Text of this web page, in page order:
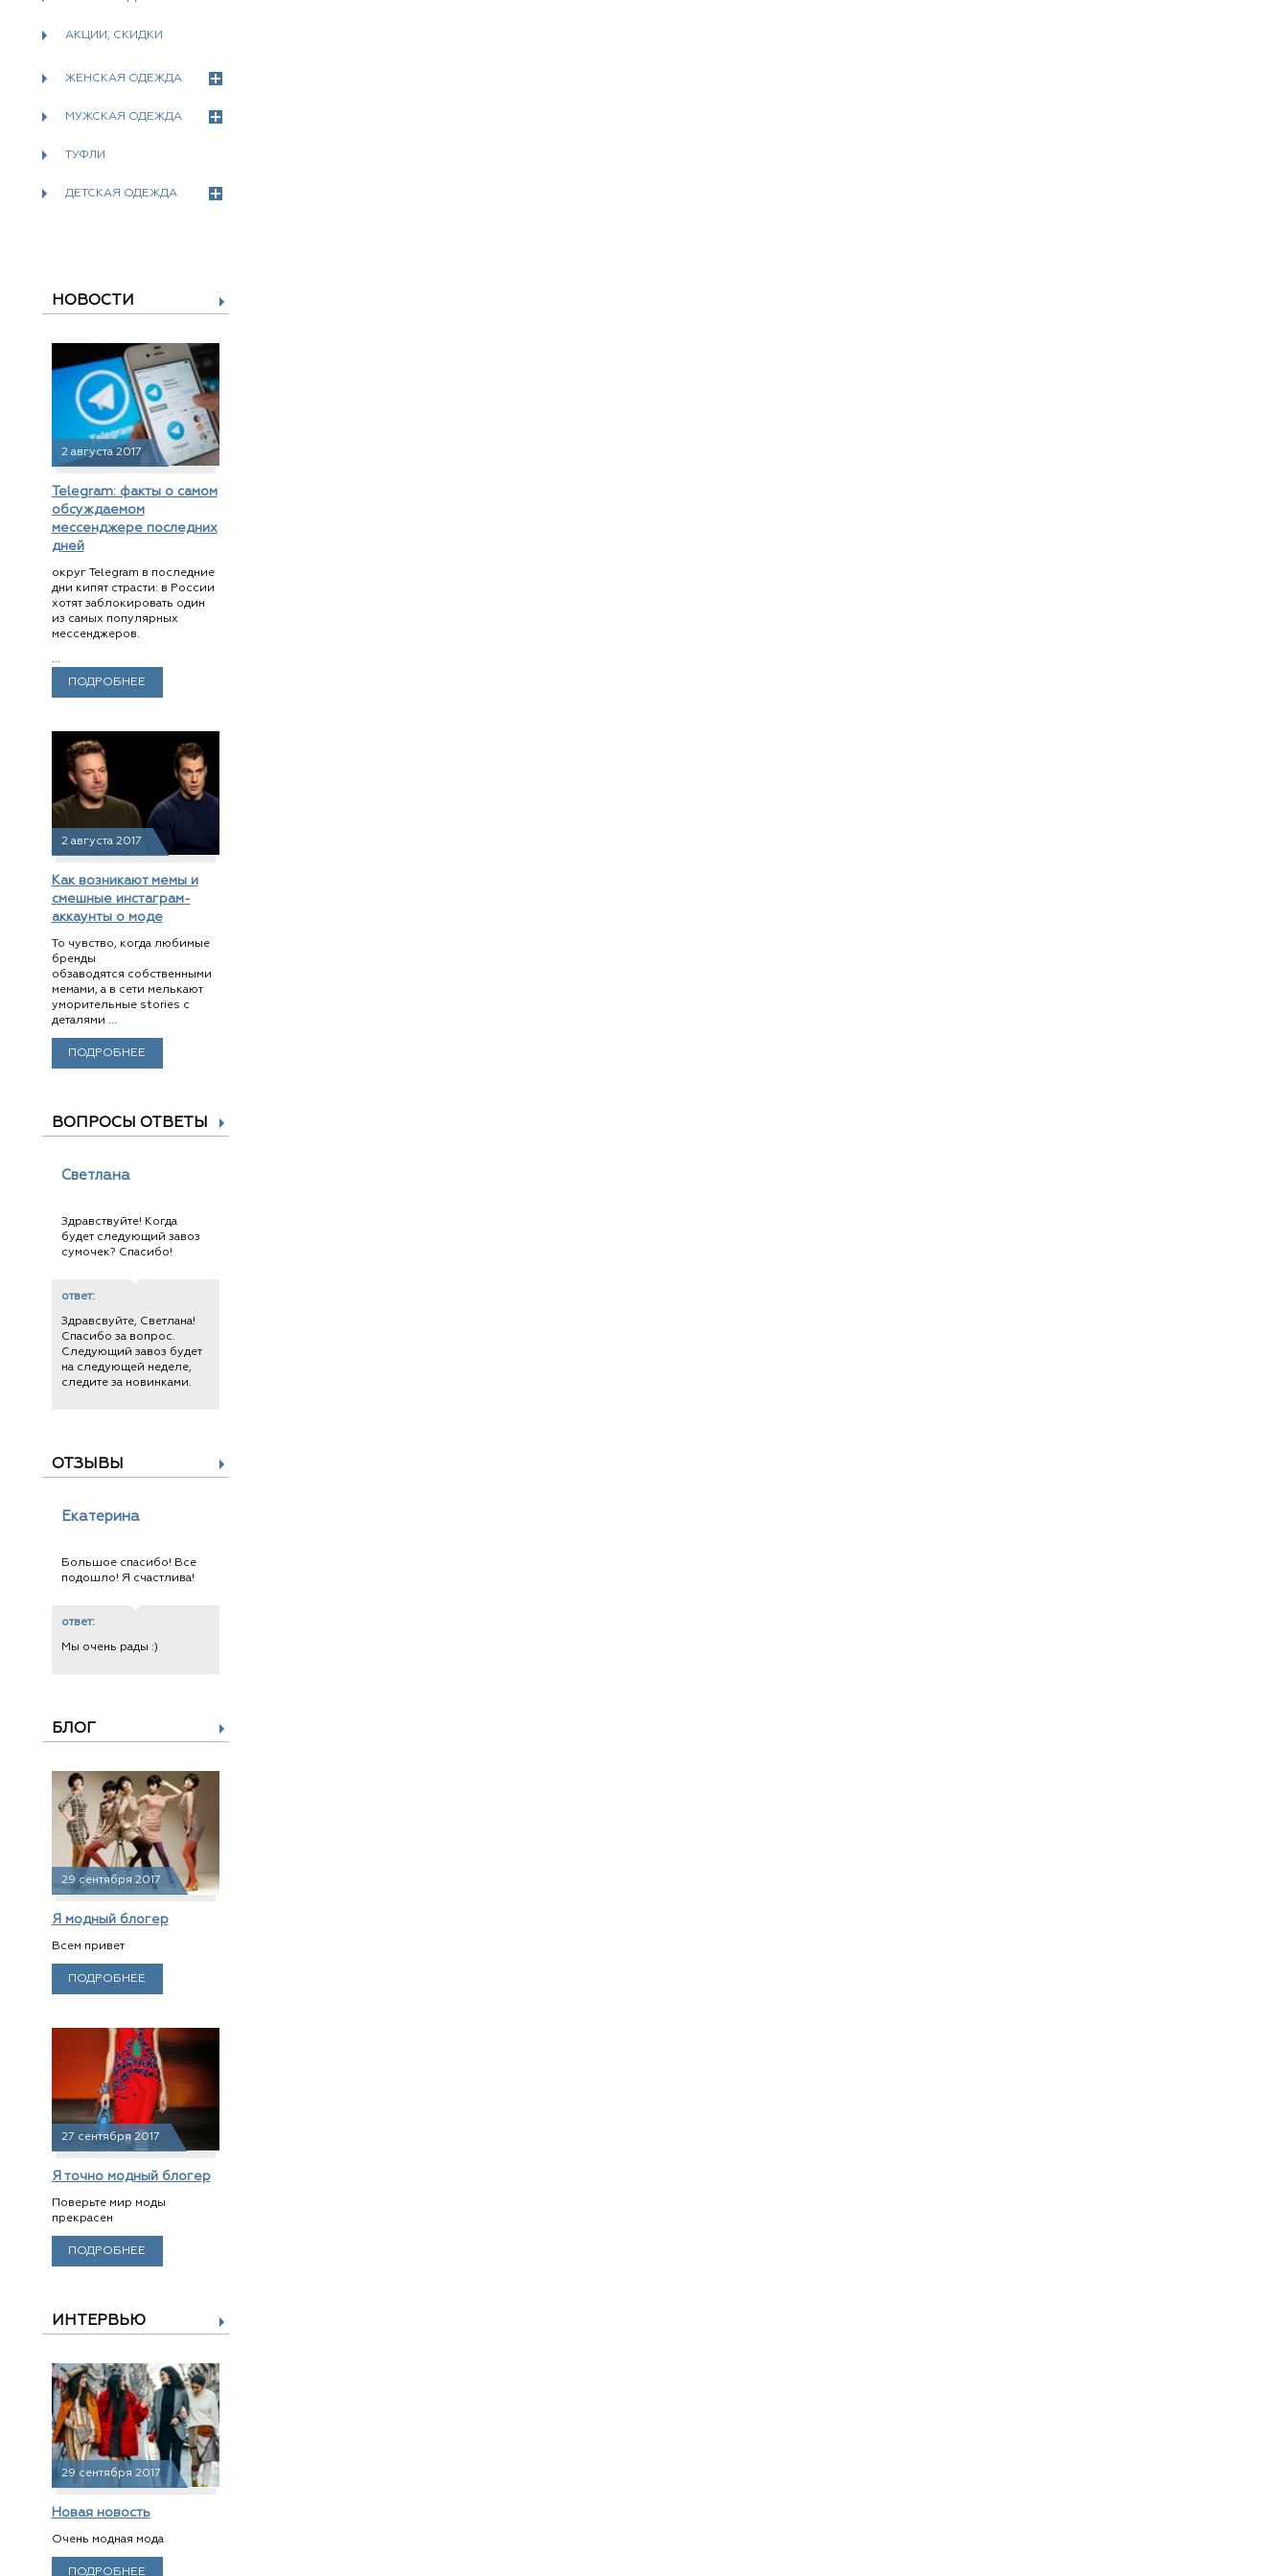
АКЦИИ, СКИДКИ
ЖЕНСКАЯ ОДЕЖДА
МУЖСКАЯ ОДЕЖДА
ТУФЛИ
ДЕТСКАЯ ОДЕЖДА
НОВОСТИ
2 августа 2017
Telegram: факты о самом
обсуждаемом
мессенджере последних
дней
округ Telegram в последние
дни кипят страсти: в России
хотят заблокировать один
из самых популярных
мессенджеров.
...
ПОДРОБНЕЕ
2 августа 2017
Как возникают мемы и
смешные инстаграм-
аккаунты о моде
То чувство, когда любимые
бренды
обзаводятся собственными
мемами, а в сети мелькают
уморительные stories с
деталями ...
ПОДРОБНЕЕ
ВОПРОСЫ ОТВЕТЫ
Светлана
Здравствуйте! Когда
будет следующий завоз
сумочек? Спасибо!
ответ:
Здравсвуйте, Светлана!
Спасибо за вопрос.
Следующий завоз будет
на следующей неделе,
следите за новинками.
ОТЗЫВЫ
Екатерина
Большое спасибо! Все
подошло! Я счастлива!
ответ:
Мы очень рады :)
БЛОГ
29 сентября 2017
Я модный блогер
Всем привет
ПОДРОБНЕЕ
27 сентября 2017
Я точно модный блогер
Поверьте мир моды
прекрасен
ПОДРОБНЕЕ
ИНТЕРВЬЮ
29 сентября 2017
Новая новость
Очень модная мода
ПОДРОБНЕЕ